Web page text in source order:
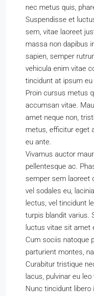
nec metus quis,
Suspendisse et
sem, vitae laoreet
massa non dapibus
sapien, semper
vehicula enim vitae
tincidunt at ipsum
Proin cursus metus
accumsan vitae.
amet neque non,
metus, efficitur eget
eu ante.
Vivamus auctor
pellentesque ac.
semper sem laoreet
vel sodales eu,
lectus, vel tincidunt
turpis blandit varius.
luctus vitae sit amet
Cum sociis natoque
parturient montes,
Curabitur tristique
lacus, pulvinar eu
Nunc tincidunt libero